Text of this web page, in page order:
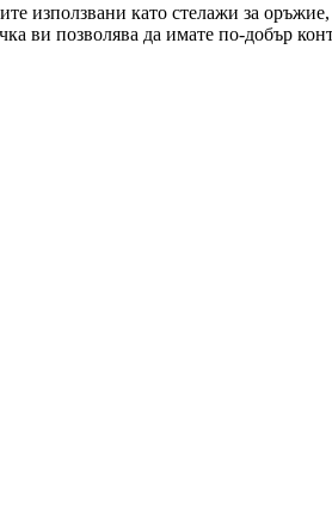
използвани като стелажи за
ви позволява да имате по-добър